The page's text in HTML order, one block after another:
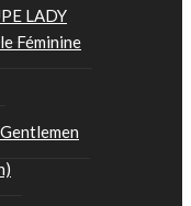
LADY
Féminine